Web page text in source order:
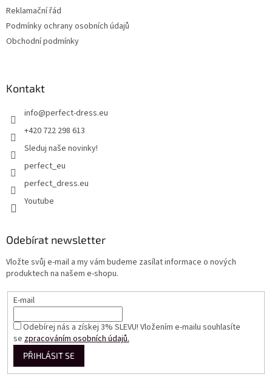
Reklamační řád
Podmínky ochrany osobních údajů
Obchodní podmínky
Kontakt
info@perfect-dress.eu
+420 722 298 613
Sleduj naše novinky!
perfect_eu
perfect_dress.eu
Youtube
Odebírat newsletter
Vložte svůj e-mail a my vám budeme zasílat informace o nových
produktech na našem e-shopu.
E-mail
Odebírej nás a získej 3% SLEVU! Vložením e-mailu souhlasíte
sezpracováním osobních údajů.
PŘIHLÁSIT SE